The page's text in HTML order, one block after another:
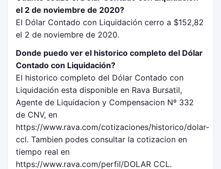
el 2 de noviembre de 2020?
El Dólar Contado con Liquidación cerro a $152,82
el 2 de noviembre de 2020.
Donde puedo ver el historico completo del Dólar
Contado con Liquidación?
El historico completo del Dólar Contado con
Liquidación esta disponible en Rava Bursatil,
Agente de Liquidacion y Compensacion Nº 332
de CNV, en
https://www.rava.com/cotizaciones/historico/dolar-
ccl. Tambien podes consultar la cotizacion en
tiempo real en
https://www.rava.com/perfil/DOLAR CCL.